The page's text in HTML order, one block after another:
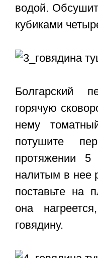
водой.
кубиками
Болгарский
горячую
нему
потушите
протяжении
налитым в нее
поставьте на
она
говядину.